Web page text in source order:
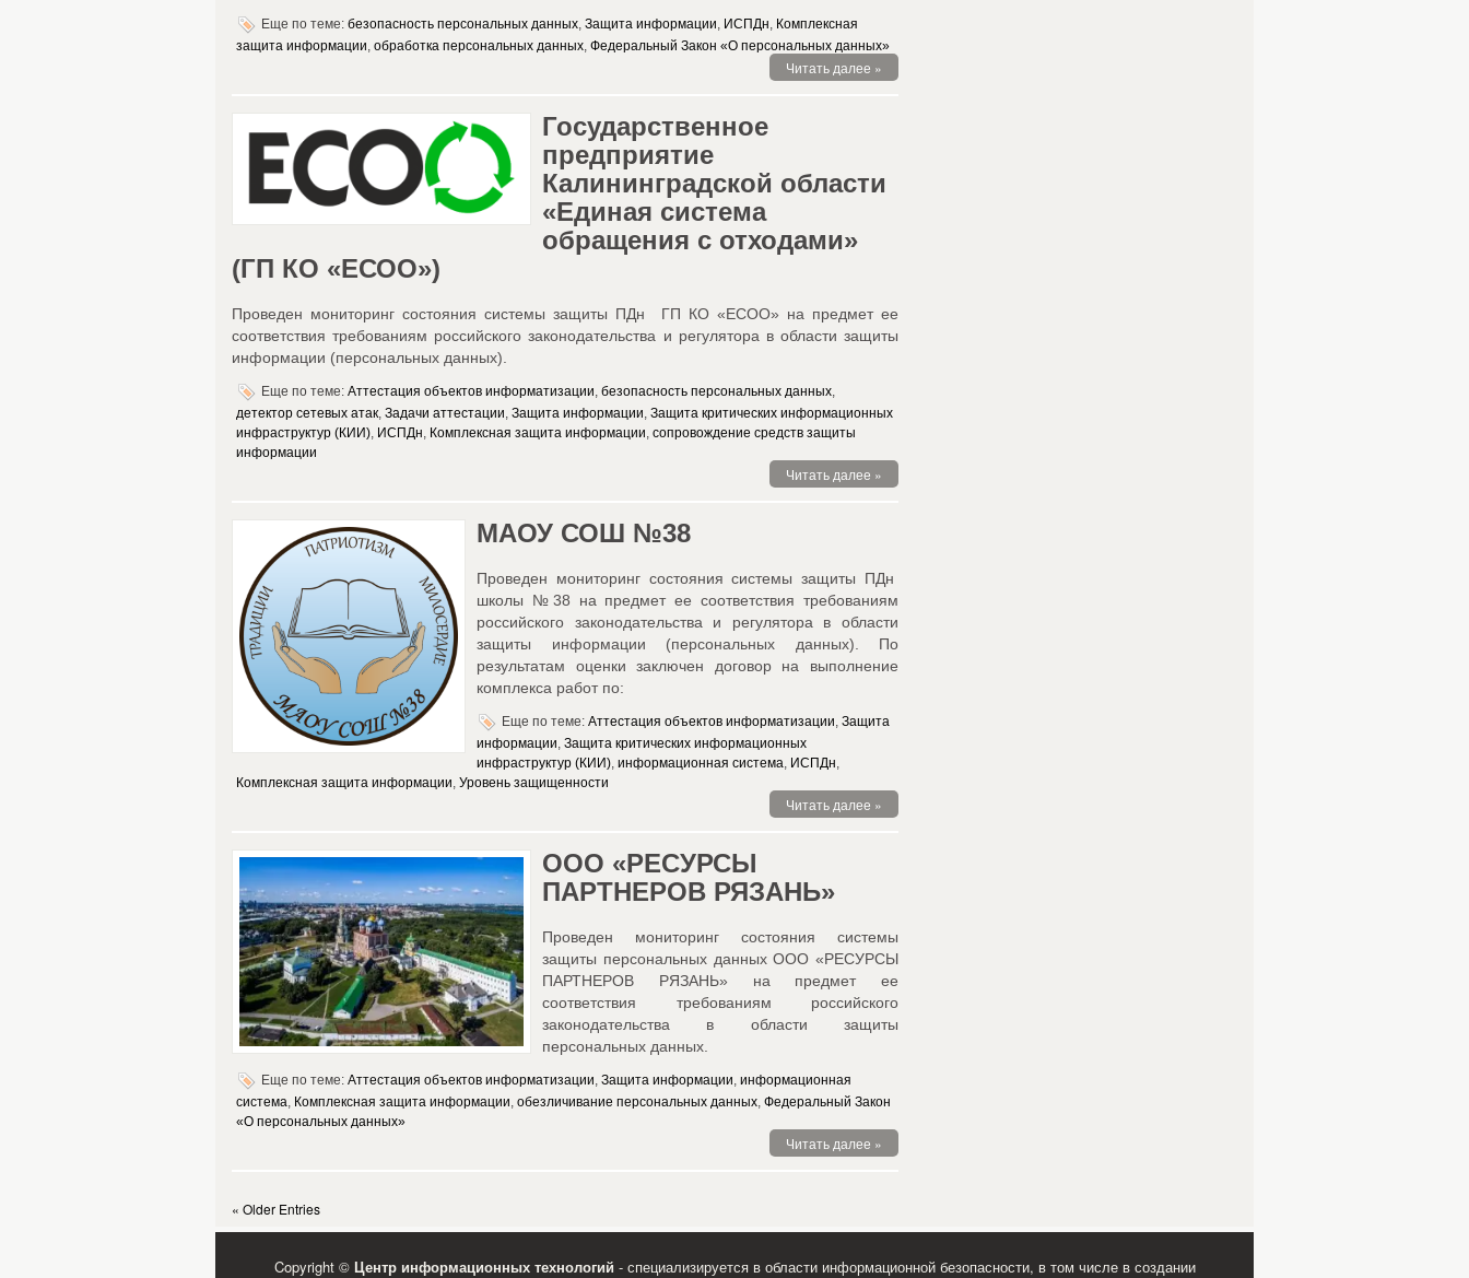
Еще по теме: безопасность персональных данных, Защита информации, ИСПДн, Комплексная
защита информации, обработка персональных данных, Федеральный Закон «О персональных данных»
Читать далее »
Государственное
предприятие
Калининградской области
«Единая система
обращения с отходами»
(ГП КО «ЕСОО»)
Проведен мониторинг состояния системы защиты ПДн ГП КО «ЕСОО» на предмет ее
соответствия требованиям российского законодательства и регулятора в области защиты
информации (персональных данных).
Еще по теме: Аттестация объектов информатизации, безопасность персональных данных,
детектор сетевых атак, Задачи аттестации, Защита информации, Защита критических информационных
инфраструктур (КИИ), ИСПДн, Комплексная защита информации, сопровождение средств защиты
информации
Читать далее »
МАОУ СОШ №38
Проведен мониторинг состояния системы защиты ПДн
школы №38 на предмет ее соответствия требованиям
российского законодательства и регулятора в области
защиты информации (персональных данных). По
результатам оценки заключен договор на выполнение
комплекса работ по:
Еще по теме: Аттестация объектов информатизации, Защита
информации, Защита критических информационных
инфраструктур (КИИ), информационная система, ИСПДн,
Комплексная защита информации, Уровень защищенности
Читать далее »
ООО «РЕСУРСЫ
ПАРТНЕРОВ РЯЗАНЬ»
Проведен мониторинг состояния системы
защиты персональных данных ООО «РЕСУРСЫ
ПАРТНЕРОВ РЯЗАНЬ» на предмет ее
соответствия требованиям российского
законодательства в области защиты
персональных данных.
Еще по теме: Аттестация объектов информатизации, Защита информации, информационная
система, Комплексная защита информации, обезличивание персональных данных, Федеральный Закон
«О персональных данных»
Читать далее »
« Older Entries
Copyright © Центр информационных технологий - специализируется в области информационной безопасности, в том числе в создании